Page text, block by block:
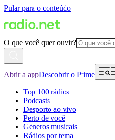
Pular para o conteúdo
O que você quer ouvir?
Abrir a appDescobrir o Prime
Top 100 rádios
Podcasts
Desporto ao vivo
Perto de você
Géneros musicais
Rádios por tema